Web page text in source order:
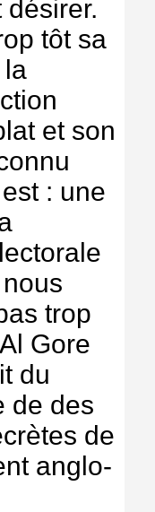
désirer.
tôt sa
la
et son
: une
trop
Gore
du
de des
de
anglo-